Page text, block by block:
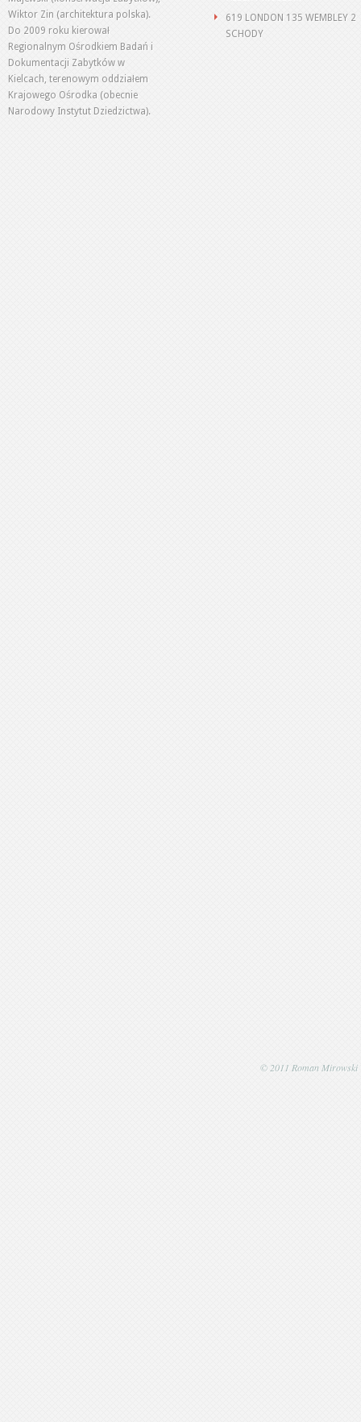
Wiktor Zin (architektura polska).
Do 2009 roku kierował
Regionalnym Ośrodkiem Badań i
Dokumentacji Zabytków w
Kielcach, terenowym oddziałem
Krajowego Ośrodka (obecnie
Narodowy Instytut Dziedzictwa).
619 LONDON 135 WEMBLEY 2
SCHODY
© 2011 Roman